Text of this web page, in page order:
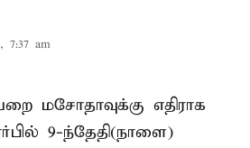
7:37 am
மசோதாவுக்கு எதிராக
9-ந்தேதி(நாளை)